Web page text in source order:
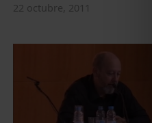
22 octubre, 2011